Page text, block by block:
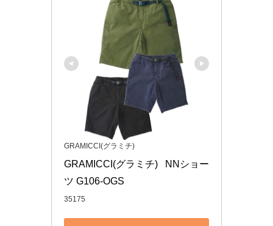
GRAMICCI(グラミチ)
GRAMICCI(グラミチ)   NNショー
ツ G106-OGS
35175